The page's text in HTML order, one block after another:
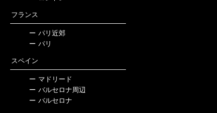
フランス
ー パリ近郊
ー パリ
スペイン
ー マドリード
ー バルセロナ周辺
ー バルセロナ